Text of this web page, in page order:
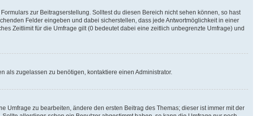
zur Beitragserstellung. Solltest du diesen Bereich nicht sehen können, so hast
Felder eingeben und dabei sicherstellen, dass jede Antwortmöglichkeit in einer
Zeitlimit für die Umfrage gilt (0 bedeutet dabei eine zeitlich unbegrenzte Umfrage) und
als zugelassen zu benötigen, kontaktiere einen Administrator.
Umfrage zu bearbeiten, ändere den ersten Beitrag des Themas; dieser ist immer mit der